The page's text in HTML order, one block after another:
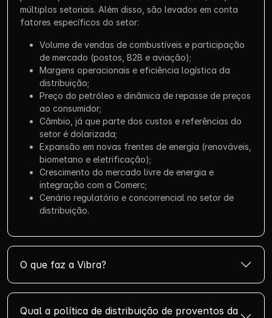
múltiplos setoriais. Além disso, são levados em conta
fatores específicos do setor:
Volume de vendas de combustíveis e participação
de mercado (postos, B2B e aviação);
Margens operacionais e eficiência logística da
distribuição;
Preço do petróleo e dinâmica de repasse de preços
ao consumidor;
Câmbio, já que parte dos custos e referências do
setor é dolarizada;
Expansão em novas frentes de energia (renováveis,
biometano e eletrificação);
Crescimento do mercado livre de energia e
integração com a Comerc;
Cenário regulatório e concorrencial no setor de
distribuição.
O que faz a Vibra?
Qual a política de distribuição de proventos da